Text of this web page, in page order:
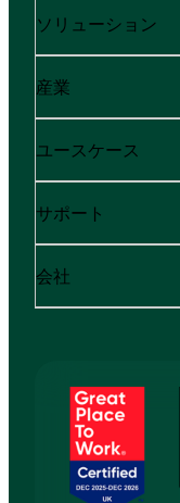
ソリューション
産業
ユースケース
サポート
会社